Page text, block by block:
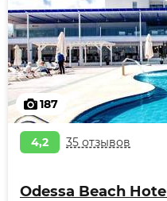
187
4,2 35 отзывов
Odessa Beach Hotel